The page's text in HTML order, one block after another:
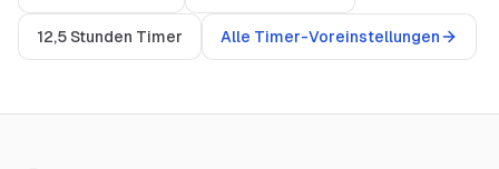
12,5 Stunden Timer Alle Timer-Voreinstellungen